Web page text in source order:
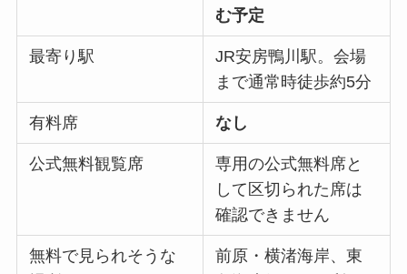
む予定
最寄り駅
JR安房鴨川駅。会場
まで通常時徒歩約5分
有料席 なし
公式無料観覧席
専用の公式無料席と
して区切られた席は
確認できません
無料で見られそうな
前原・横渚海岸、東